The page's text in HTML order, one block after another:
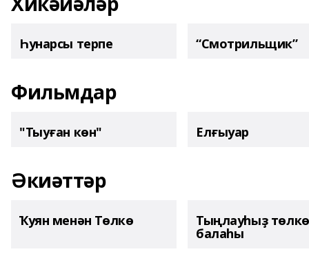
Һунарсы терпе “Смотрильщик”
Фильмдар
"Тыуған көн" Елғыуар
Әкиәттәр
Ҡуян менән Төлкө Тыңлауһыҙ төлкө
балаһы